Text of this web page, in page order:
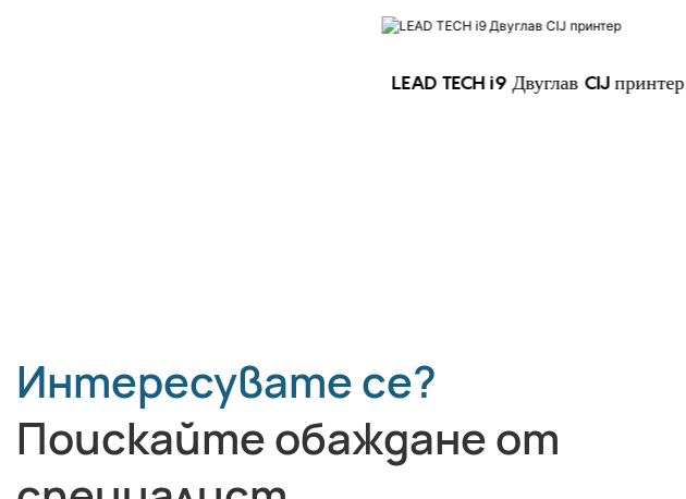
LEAD TECH i9 Двуглав CIJ принтер
Интересувате се?
Поискайте обаждане от